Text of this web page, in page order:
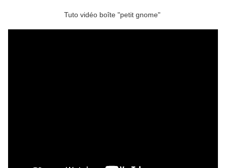
Tuto vidéo boîte "petit gnome"